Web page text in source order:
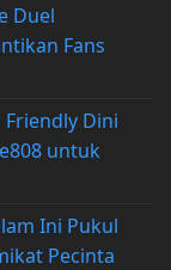
Duel
Fans
Dini
untuk
Ini Pukul
Pecinta